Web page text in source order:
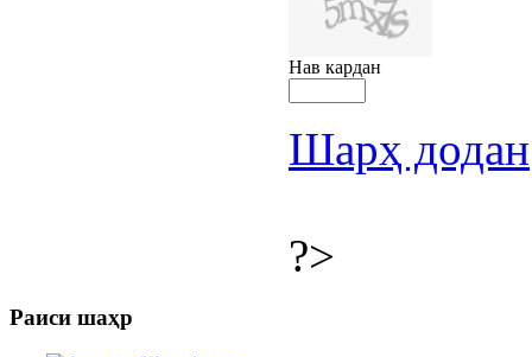
Нав кардан
Шарҳ додан
?>
Раиси шаҳр